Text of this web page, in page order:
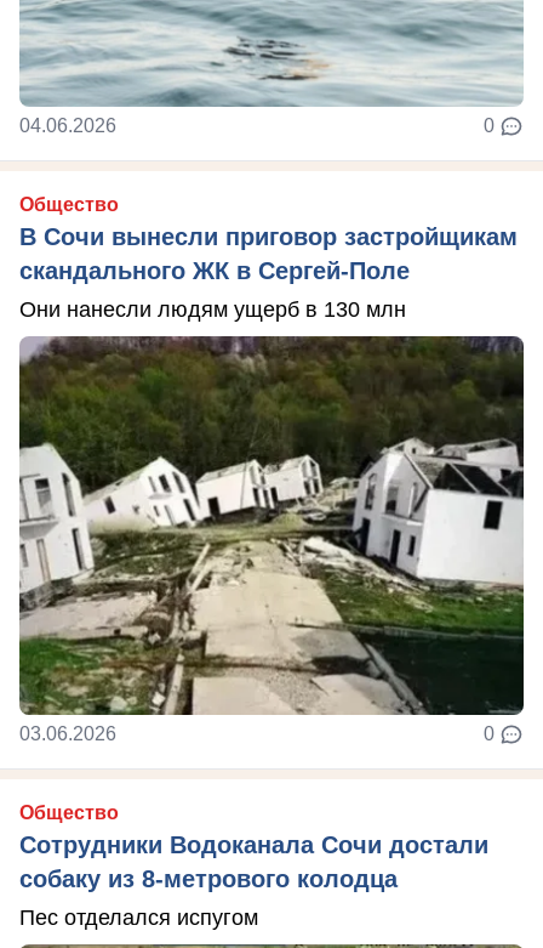
04.06.2026 0
Общество
В Сочи вынесли приговор застройщикам
скандального ЖК в Сергей-Поле
Они нанесли людям ущерб в 130 млн
03.06.2026 0
Общество
Сотрудники Водоканала Сочи достали
собаку из 8-метрового колодца
Пес отделался испугом